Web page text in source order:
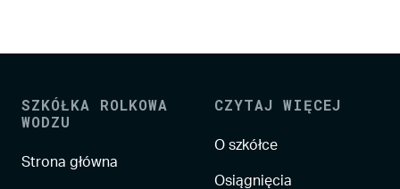
SZKÓŁKA ROLKOWA
WODZU
Strona główna
CZYTAJ WIĘCEJ
O szkółce
Osiągnięcia